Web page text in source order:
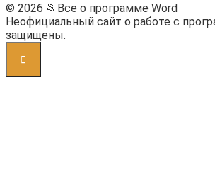
© 2026 📂Все о программе Word
Неофициальный сайт о работе с
защищены.